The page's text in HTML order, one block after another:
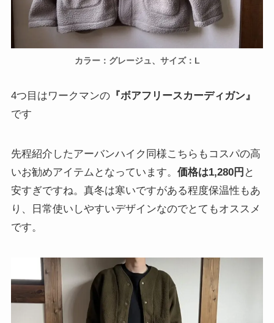
カラー：グレージュ、サイズ：L
4つ目はワークマンの『ボアフリースカーディガン』
です
先程紹介したアーバンハイク同様こちらもコスパの高
いお勧めアイテムとなっています。 価格は1,280円 と
安すぎですね。真冬は寒いですがある程度保温性もあ
り、日常使いしやすいデザインなのでとてもオススメ
です。